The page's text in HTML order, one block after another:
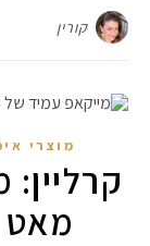
קורין
מוצרי
מאט